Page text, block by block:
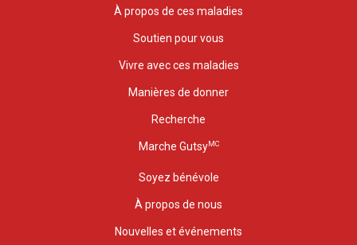
À propos de ces maladies
Soutien pour vous
Vivre avec ces maladies
Manières de donner
Recherche
Marche GutsyMC
Soyez bénévole
À propos de nous
Nouvelles et événements